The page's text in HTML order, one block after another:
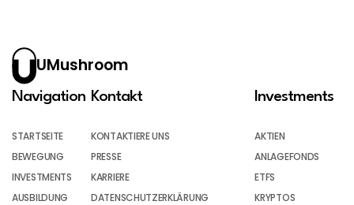
UMushroom
Navigation
STARTSEITE
BEWEGUNG
INVESTMENTS
AUSBILDUNG
Kontakt
KONTAKTIERE UNS
PRESSE
KARRIERE
DATENSCHUTZERKLÄRUNG
Investments
AKTIEN
ANLAGEFONDS
ETFS
KRYPTOS